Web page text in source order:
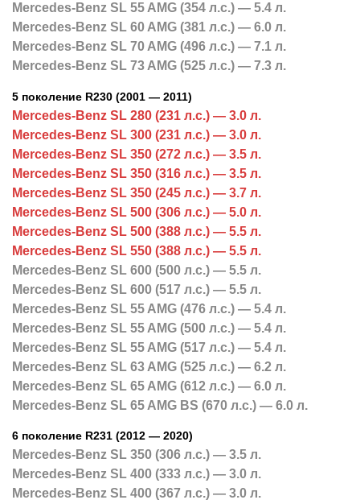
Mercedes-Benz SL 55 AMG (354 л.с.) — 5.4 л.
Mercedes-Benz SL 60 AMG (381 л.с.) — 6.0 л.
Mercedes-Benz SL 70 AMG (496 л.с.) — 7.1 л.
Mercedes-Benz SL 73 AMG (525 л.с.) — 7.3 л.
5 поколение R230 (2001 — 2011)
Mercedes-Benz SL 280 (231 л.с.) — 3.0 л.
Mercedes-Benz SL 300 (231 л.с.) — 3.0 л.
Mercedes-Benz SL 350 (272 л.с.) — 3.5 л.
Mercedes-Benz SL 350 (316 л.с.) — 3.5 л.
Mercedes-Benz SL 350 (245 л.с.) — 3.7 л.
Mercedes-Benz SL 500 (306 л.с.) — 5.0 л.
Mercedes-Benz SL 500 (388 л.с.) — 5.5 л.
Mercedes-Benz SL 550 (388 л.с.) — 5.5 л.
Mercedes-Benz SL 600 (500 л.с.) — 5.5 л.
Mercedes-Benz SL 600 (517 л.с.) — 5.5 л.
Mercedes-Benz SL 55 AMG (476 л.с.) — 5.4 л.
Mercedes-Benz SL 55 AMG (500 л.с.) — 5.4 л.
Mercedes-Benz SL 55 AMG (517 л.с.) — 5.4 л.
Mercedes-Benz SL 63 AMG (525 л.с.) — 6.2 л.
Mercedes-Benz SL 65 AMG (612 л.с.) — 6.0 л.
Mercedes-Benz SL 65 AMG BS (670 л.с.) — 6.0 л.
6 поколение R231 (2012 — 2020)
Mercedes-Benz SL 350 (306 л.с.) — 3.5 л.
Mercedes-Benz SL 400 (333 л.с.) — 3.0 л.
Mercedes-Benz SL 400 (367 л.с.) — 3.0 л.